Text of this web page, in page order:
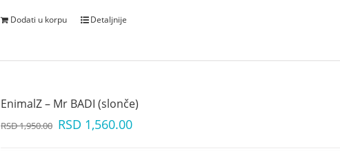
Dodati u korpu Detaljnije
EnimalZ – Mr BADI (slonče)
RSD1,950.00 RSD 1,560.00